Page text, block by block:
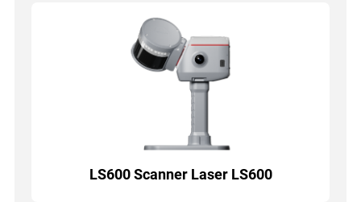
LS600 Scanner Laser LS600